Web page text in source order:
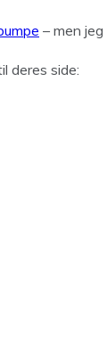
– men
deres side: